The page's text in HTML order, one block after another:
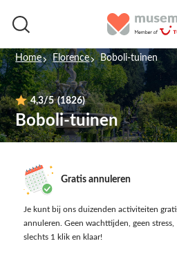
Home Florence Boboli-tuinen
4,3/5 (1826)
Boboli-tuinen
Gratis annuleren
Je kunt bij ons duizenden activiteiten
annuleren. Geen wachttijden, geen stress,
slechts 1 klik en klaar!